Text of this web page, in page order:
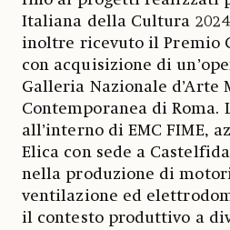
Italiana della Cultura
inoltre ricevuto il Premio
con acquisizione di
Galleria Nazionale d’Arte
Contemporanea di Roma.
all’interno di EMC FIME,
Elica con sede a
nella produzione di
ventilazione ed
il contesto produttivo a